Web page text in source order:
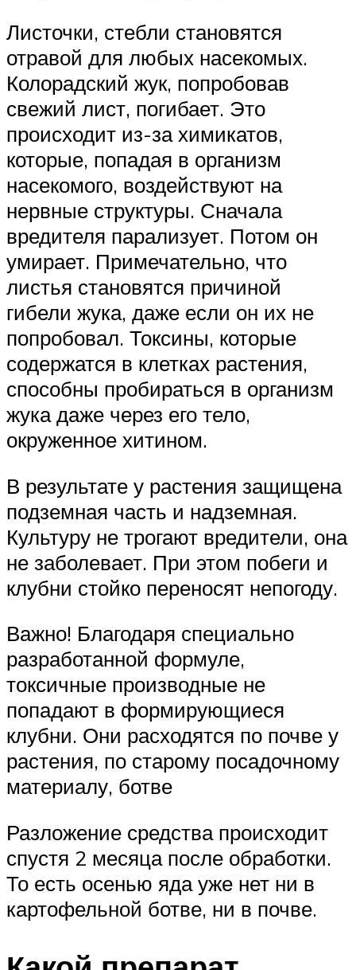
Листочки, стебли становятся
отравой для любых насекомых.
Колорадский жук, попробовав
свежий лист, погибает. Это
происходит из-за химикатов,
которые, попадая в организм
насекомого, воздействуют на
нервные структуры. Сначала
вредителя парализует. Потом он
умирает. Примечательно, что
листья становятся причиной
гибели жука, даже если он их не
попробовал. Токсины, которые
содержатся в клетках растения,
способны пробираться в организм
жука даже через его тело,
окруженное хитином.
В результате у растения защищена
подземная часть и надземная.
Культуру не трогают вредители, она
не заболевает. При этом побеги и
клубни стойко переносят непогоду.
Важно! Благодаря специально
разработанной формуле,
токсичные производные не
попадают в формирующиеся
клубни. Они расходятся по почве у
растения, по старому посадочному
материалу, ботве
Разложение средства происходит
спустя 2 месяца после обработки.
То есть осенью яда уже нет ни в
картофельной ботве, ни в почве.